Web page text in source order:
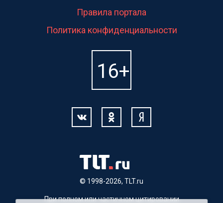
© 1998-2026, TLT.ru
Правила портала
Политика конфиденциальности
При полном или частичном цитировании